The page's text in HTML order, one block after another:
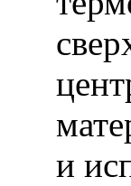
и